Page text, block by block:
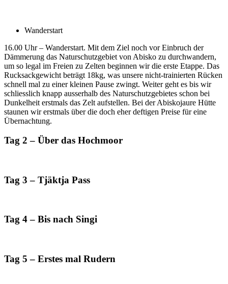
Wanderstart
16.00 Uhr – Wanderstart. Mit dem Ziel noch vor Einbruch der
Dämmerung das Naturschutzgebiet von Abisko zu durchwandern,
um so legal im Freien zu Zelten beginnen wir die erste Etappe. Das
Rucksackgewicht beträgt 18kg, was unsere nicht-trainierten Rücken
schnell mal zu einer kleinen Pause zwingt. Weiter geht es bis wir
schliesslich knapp ausserhalb des Naturschutzgebietes schon bei
Dunkelheit erstmals das Zelt aufstellen. Bei der Abiskojaure Hütte
staunen wir erstmals über die doch eher deftigen Preise für eine
Übernachtung.
Tag 2 – Über das Hochmoor
Tag 3 – Tjäktja Pass
Tag 4 – Bis nach Singi
Tag 5 – Erstes mal Rudern